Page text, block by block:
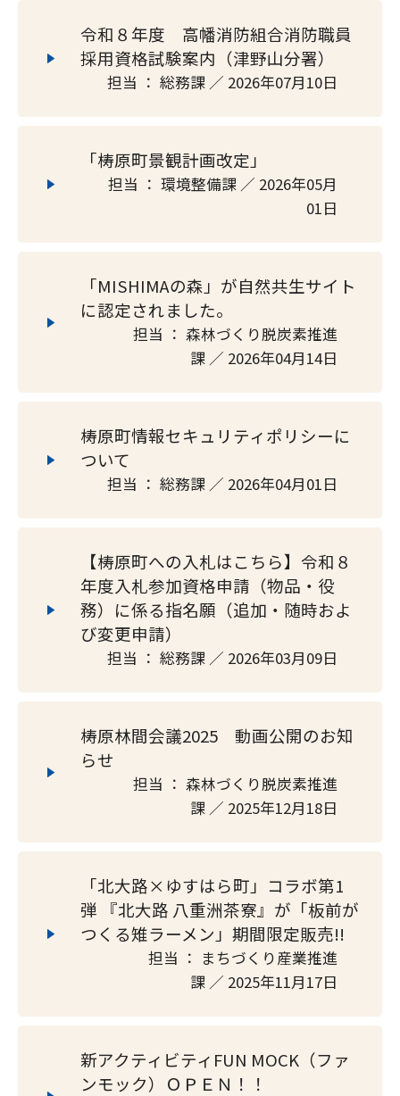
令和８年度 高幡消防組合消防職員
採用資格試験案内（津野山分署）
担当 ： 総務課 ／ 2026年07月10日
「梼原町景観計画改定」
担当 ： 環境整備課 ／ 2026年05月
01日
「MISHIMAの森」が自然共生サイト
に認定されました。
担当 ： 森林づくり脱炭素推進
課 ／ 2026年04月14日
梼原町情報セキュリティポリシーに
ついて
担当 ： 総務課 ／ 2026年04月01日
【梼原町への入札はこちら】令和８
年度入札参加資格申請（物品・役
務）に係る指名願（追加・随時およ
び変更申請）
担当 ： 総務課 ／ 2026年03月09日
梼原林間会議2025 動画公開のお知
らせ
担当 ： 森林づくり脱炭素推進
課 ／ 2025年12月18日
「北大路×ゆすはら町」コラボ第1
弾 『北大路 八重洲茶寮』が「板前が
つくる雉ラーメン」期間限定販売!!
担当 ： まちづくり産業推進
課 ／ 2025年11月17日
新アクティビティFUN MOCK（ファ
ンモック）ＯＰＥＮ！！